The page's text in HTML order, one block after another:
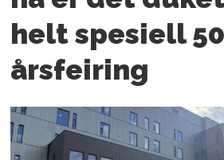
helt spesiell
årsfeiring